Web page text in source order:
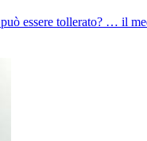
essere tollerato? … il